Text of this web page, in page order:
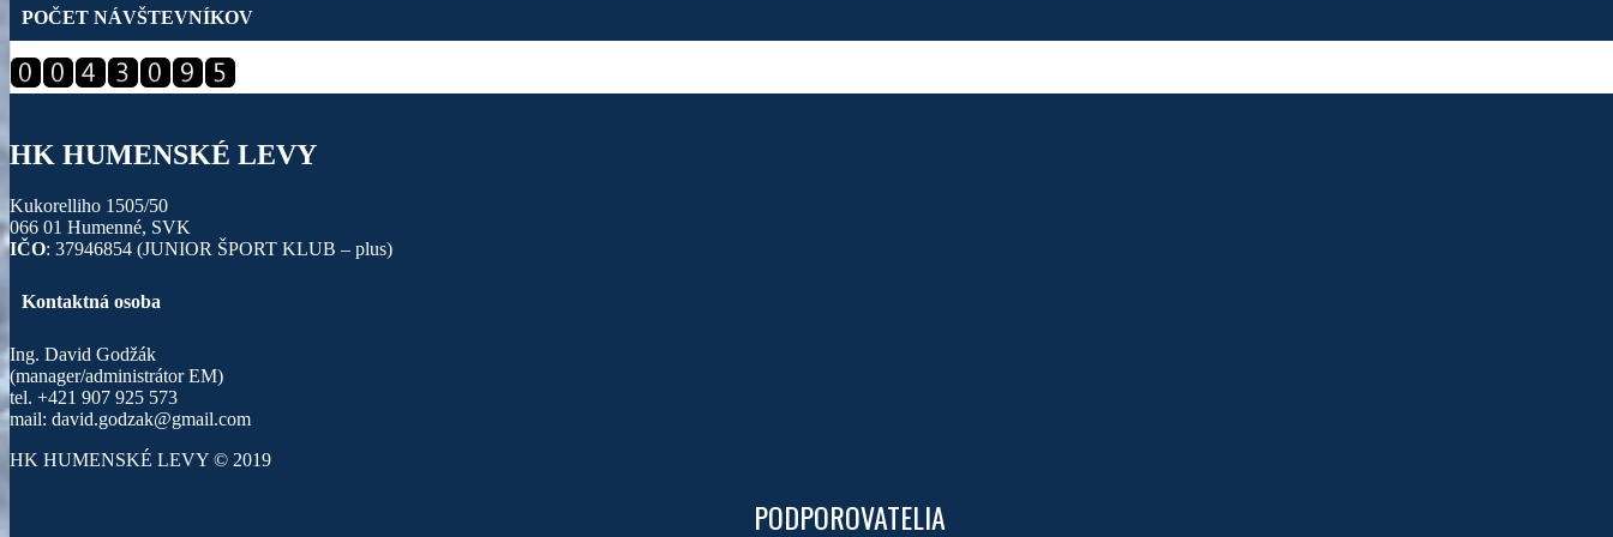
POČET NÁVŠTEVNÍKOV
HK HUMENSKÉ LEVY
Kukorelliho 1505/50
066 01 Humenné, SVK
IČO: 37946854 (JUNIOR ŠPORT KLUB – plus)
Kontaktná osoba
Ing. David Godžák
(manager/administrátor EM)
tel. +421 907 925 573
mail: david.godzak@gmail.com
HK HUMENSKÉ LEVY © 2019
PODPOROVATELIA